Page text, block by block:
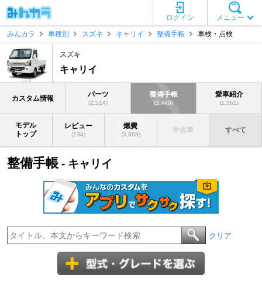
メニュー
ログイン
みんカラ
車種別 スズキ キャリイ 整備手帳 車検・点検
スズキ
キャリイ
カスタム情報 パーツ
(2,514)
整備手帳
(3,449)
愛車紹介
(1,361)
モデル
トップ
レビュー
(134)
燃費
(3,868)
中古車 すべて
整備手帳 - キャリイ
クリア